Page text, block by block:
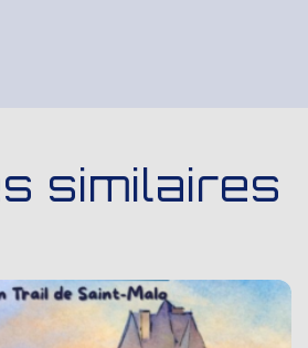
similaires